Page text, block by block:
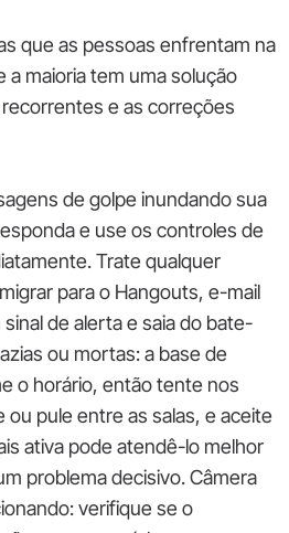
que as pessoas enfrentam na
a maioria tem uma solução
e as correções
de golpe inundando sua
e use os controles de
Trate qualquer
para o Hangouts, e-mail
de alerta e saia do bate-
ou mortas: a base de
o horário, então tente nos
ou pule entre as salas, e aceite
ativa pode atendê-lo melhor
problema decisivo. Câmera
verifique se o